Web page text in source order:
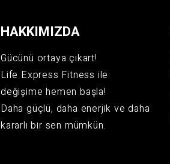
HAKKIMIZDA
Gücünü ortaya çıkart!
Life Express Fitness ile
değişime hemen başla!
Daha güçlü, daha enerjik ve daha
kararlı bir sen mümkün.